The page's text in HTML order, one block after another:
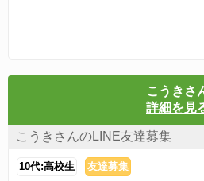
こうきさ
詳細を見
こうきさんのLINE友達募集
10代:高校生 友達募集